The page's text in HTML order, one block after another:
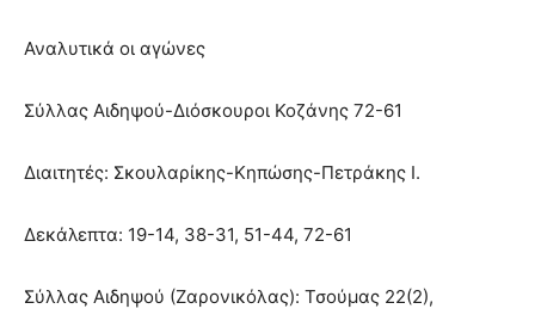
Αναλυτικά οι αγώνες
Σύλλας Αιδηψού-Διόσκουροι Κοζάνης 72-61
Διαιτητές: Σκουλαρίκης-Κηπώσης-Πετράκης Ι.
Δεκάλεπτα: 19-14, 38-31, 51-44, 72-61
Σύλλας Αιδηψού (Ζαρονικόλας): Τσούμας 22(2),